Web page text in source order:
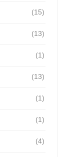
(15)
(13)
(1)
(13)
(1)
(1)
(4)